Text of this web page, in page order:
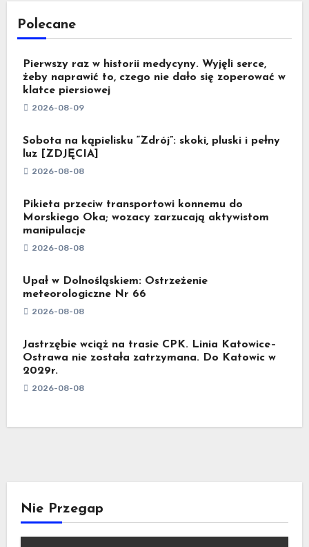
Polecane
Pierwszy raz w historii medycyny. Wyjęli serce,
żeby naprawić to, czego nie dało się zoperować w
klatce piersiowej
2026-08-09
Sobota na kąpielisku “Zdrój”: skoki, pluski i pełny
luz [ZDJĘCIA]
2026-08-08
Pikieta przeciw transportowi konnemu do
Morskiego Oka; wozacy zarzucają aktywistom
manipulacje
2026-08-08
Upał w Dolnośląskiem: Ostrzeżenie
meteorologiczne Nr 66
2026-08-08
Jastrzębie wciąż na trasie CPK. Linia Katowice–
Ostrawa nie została zatrzymana. Do Katowic w
2029r.
2026-08-08
Nie Przegap